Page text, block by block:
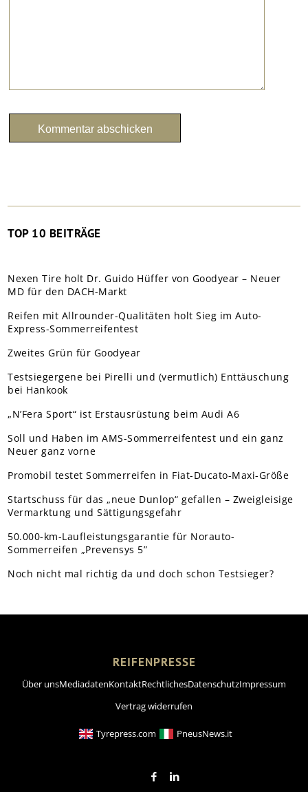
TOP 10 BEITRÄGE
Nexen Tire holt Dr. Guido Hüffer von Goodyear – Neuer
MD für den DACH-Markt
Reifen mit Allrounder-Qualitäten holt Sieg im Auto-
Express-Sommerreifentest
Zweites Grün für Goodyear
Testsiegergene bei Pirelli und (vermutlich) Enttäuschung
bei Hankook
„N’Fera Sport“ ist Erstausrüstung beim Audi A6
Soll und Haben im AMS-Sommerreifentest und ein ganz
Neuer ganz vorne
Promobil testet Sommerreifen in Fiat-Ducato-Maxi-Größe
Startschuss für das „neue Dunlop“ gefallen – Zweigleisige
Vermarktung und Sättigungsgefahr
50.000-km-Laufleistungsgarantie für Norauto-
Sommerreifen „Prevensys 5”
Noch nicht mal richtig da und doch schon Testsieger?
REIFENPRESSE
Über unsMediadatenKontaktRechtlichesDatenschutzImpressum
Vertrag widerrufen
Tyrepress.com PneusNews.it